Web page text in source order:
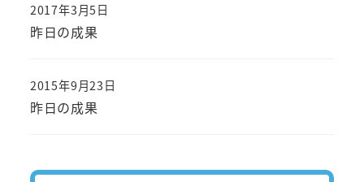
昨日の成果
投稿日
2017年3月5日
昨日の成果
投稿日
2015年9月23日